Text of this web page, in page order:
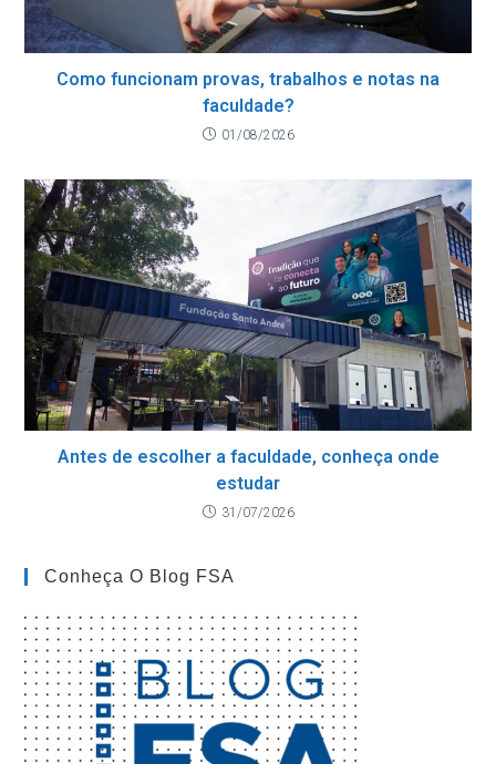
Como funcionam provas, trabalhos e notas na
faculdade?
01/08/2026
Antes de escolher a faculdade, conheça onde
estudar
31/07/2026
Conheça O Blog FSA